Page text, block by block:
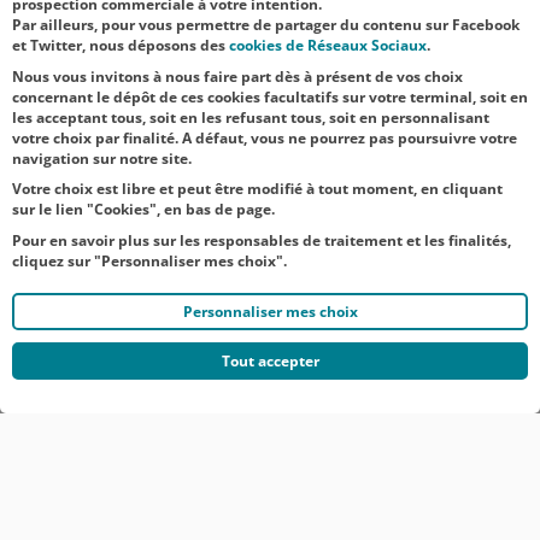
Vert" pour
célébr...
prospection commerciale à votre intention.
Par ailleurs, pour vous permettre de partager du contenu sur Facebook
et Twitter, nous déposons descookies de Réseaux Sociaux.
Nous vous invitons à nous faire part dès à présent de vos choix
concernant le dépôt de ces cookies facultatifs sur votre terminal, soit en
les acceptant tous, soit en les refusant tous, soit en personnalisant
votre choix par finalité. A défaut, vous ne pourrez pas poursuivre votre
navigation sur notre site.
Votre choix est libre et peut être modifié à tout moment, en cliquant
sur le lien "Cookies", en bas de page.
Pour en savoir plus sur les responsables de traitement et les finalités,
cliquez sur "Personnaliser mes choix".
Personnaliser mes choix
Tout accepter